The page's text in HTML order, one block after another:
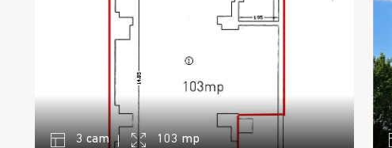
3 cam 103 mp